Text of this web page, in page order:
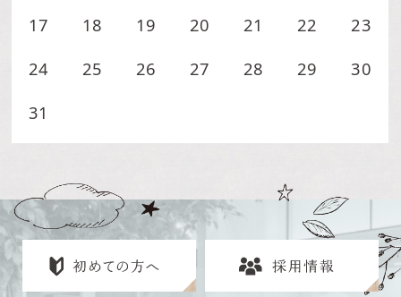
17
18 19 20 21 22
23
24
25 26 27 28 29
30
31